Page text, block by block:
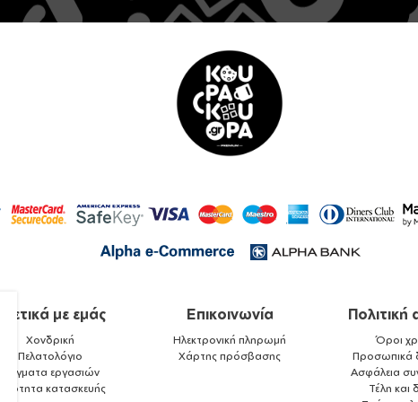
Σχετικά με εμάς
Χονδρική
Πελατολόγιο
Δείγματα εργασιών
Ποιότητα κατασκευής
Επικοινωνία
Ηλεκτρονική πληρωμή
Χάρτης πρόσβασης
Όροι
Προσωπικά
Ασφάλεια
Τέλη και